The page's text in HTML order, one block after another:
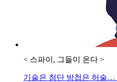
< 스파이, 그들이 온다 >
기술은 첨단 방첩은 허술…